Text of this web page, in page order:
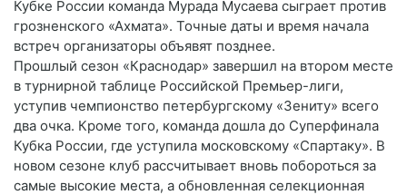
Кубке России команда Мурада Мусаева сыграет против
грозненского «Ахмата». Точные даты и время начала
встреч организаторы объявят позднее.
Прошлый сезон «Краснодар» завершил на втором месте
в турнирной таблице Российской Премьер-лиги,
уступив чемпионство петербургскому «Зениту» всего
два очка. Кроме того, команда дошла до Суперфинала
Кубка России, где уступила московскому «Спартаку». В
новом сезоне клуб рассчитывает вновь побороться за
самые высокие места, а обновленная селекционная